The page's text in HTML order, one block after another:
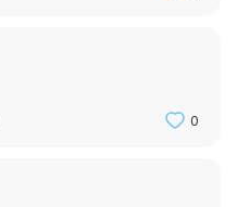
0